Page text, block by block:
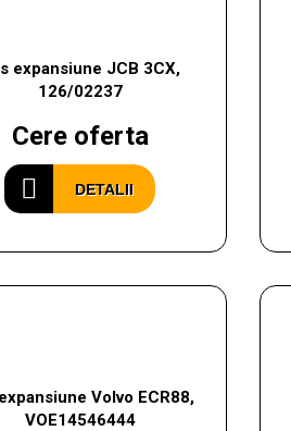
expansiune JCB 3CX,
126/02237
Cere oferta
DETALII
Volvo ECR88,
VOE14546444